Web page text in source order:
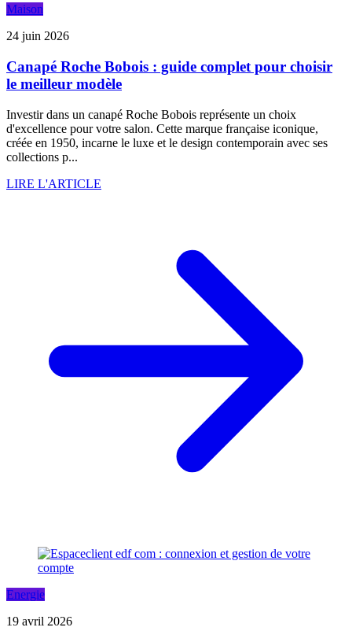
Maison
24 juin 2026
Canapé Roche Bobois : guide complet pour choisir
le meilleur modèle
Investir dans un canapé Roche Bobois représente un choix
d'excellence pour votre salon. Cette marque française iconique,
créée en 1950, incarne le luxe et le design contemporain avec ses
collections p...
LIRE L'ARTICLE
Energie
19 avril 2026